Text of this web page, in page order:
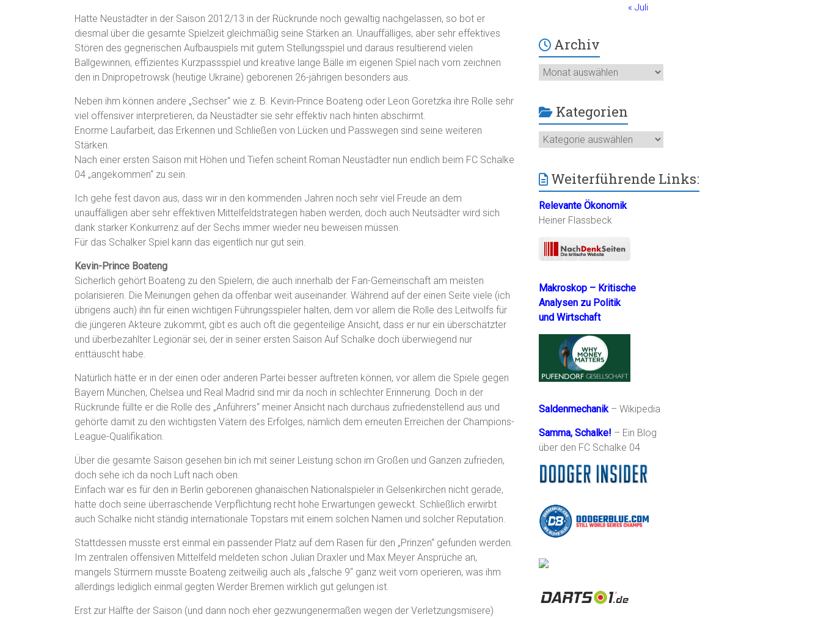
Hatte Neustädter in der Saison 2012/13 in der Rückrunde noch gewaltig nachgelassen, so bot er
diesmal über die gesamte Spielzeit gleichmäßig seine Stärken an. Unauffälliges, aber sehr effektives
Stören des gegnerischen Aufbauspiels mit gutem Stellungsspiel und daraus resultierend vielen
Ballgewinnen, effizientes Kurzpassspiel und kreative lange Bälle im eigenen Spiel nach vorn zeichnen
den in Dnipropetrowsk (heutige Ukraine) geborenen 26-jährigen besonders aus.
Neben ihm können andere „Sechser“ wie z. B. Kevin-Prince Boateng oder Leon Goretzka ihre Rolle sehr
viel offensiver interpretieren, da Neustädter sie sehr effektiv nach hinten abschirmt.
Enorme Laufarbeit, das Erkennen und Schließen von Lücken und Passwegen sind seine weiteren
Stärken.
Nach einer ersten Saison mit Höhen und Tiefen scheint Roman Neustädter nun endlich beim FC Schalke
04 „angekommen“ zu sein.
Ich gehe fest davon aus, dass wir in den kommenden Jahren noch sehr viel Freude an dem
unauffälligen aber sehr effektiven Mittelfeldstrategen haben werden, doch auch Neutsädter wird sich
dank starker Konkurrenz auf der Sechs immer wieder neu beweisen müssen.
Für das Schalker Spiel kann das eigentlich nur gut sein.
Kevin-Prince Boateng
Sicherlich gehört Boateng zu den Spielern, die auch innerhalb der Fan-Gemeinschaft am meisten
polarisieren. Die Meinungen gehen da offenbar weit auseinander. Während auf der einen Seite viele (ich
übrigens auch) ihn für einen wichtigen Führungsspieler halten, dem vor allem die Rolle des Leitwolfs für
die jüngeren Akteure zukommt, gibt es auch oft die gegenteilige Ansicht, dass er nur ein überschätzter
und überbezahlter Legionär sei, der in seiner ersten Saison Auf Schalke doch überwiegend nur
enttäuscht habe.
Natürlich hätte er in der einen oder anderen Partei besser auftreten können, vor allem die Spiele gegen
Bayern München, Chelsea und Real Madrid sind mir da noch in schlechter Erinnerung. Doch in der
Rückrunde füllte er die Rolle des „Anführers“ meiner Ansicht nach durchaus zufriedenstellend aus und
gehörte damit zu den wichtigsten Vätern des Erfolges, nämlich dem erneuten Erreichen der Champions-
League-Qualifikation.
Über die gesamte Saison gesehen bin ich mit seiner Leistung schon im Großen und Ganzen zufrieden,
doch sehe ich da noch Luft nach oben.
Einfach war es für den in Berlin geborenen ghanaischen Nationalspieler in Gelsenkirchen nicht gerade,
hatte doch seine überraschende Verpflichtung recht hohe Erwartungen geweckt. Schließlich erwirbt
auch Schalke nicht ständig internationale Topstars mit einem solchen Namen und solcher Reputation.
Stattdessen musste erst einmal ein passender Platz auf dem Rasen für den „Prinzen“ gefunden werden.
Im zentralen offensiven Mittelfeld meldeten schon Julian Draxler und Max Meyer Ansprüche an,
mangels Stürmern musste Boateng zeitweilig auch als „falsche 9“ ganz weit vorn operieren, was ihm
allerdings lediglich einmal gegten Werder Bremen wirklich gut gelungen ist.
Erst zur Hälfte der Saison (und dann noch eher gezwungenermaßen wegen der Verletzungsmisere)
« Juli
Archiv
Archiv
Kategorien
Kategorien
Weiterführende Links:
Relevante Ökonomik
Heiner Flassbeck
Makroskop – Kritische
Analysen zu Politik
und Wirtschaft
Saldenmechanik– Wikipedia
Samma, Schalke! – Ein Blog
über den FC Schalke 04